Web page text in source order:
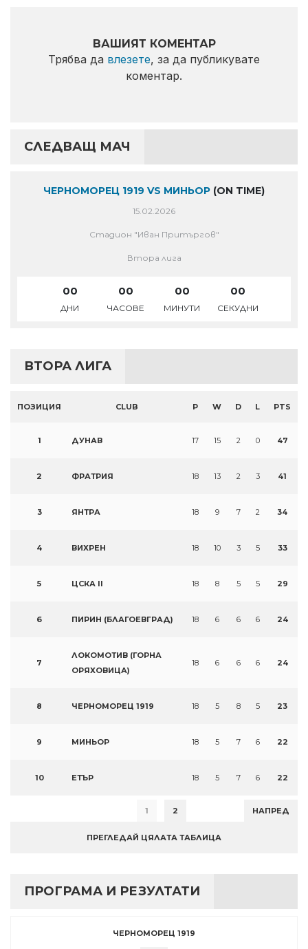
ВАШИЯТ КОМЕНТАР
Трябва да влезете, за да публикувате
коментар.
СЛЕДВАЩ МАЧ
ЧЕРНОМОРЕЦ 1919 VS МИНЬОР (ON TIME)
15.02.2026
Стадион "Иван Притъргов"
Втора лига
00
ДНИ
00
ЧАСОВЕ
00
МИНУТИ
00
СЕКУДНИ
ВТОРА ЛИГА
ПОЗИЦИЯ CLUB P W D L PTS
1 ДУНАВ 17 15 2 0 47
2 ФРАТРИЯ 18 13 2 3 41
3 ЯНТРА 18 9 7 2 34
4 ВИХРЕН 18 10 3 5 33
5 ЦСКА II 18 8 5 5 29
6 ПИРИН (БЛАГОЕВГРАД) 18 6 6 6 24
7
ЛОКОМОТИВ (ГОРНА
ОРЯХОВИЦА)
18 6 6 6 24
8 ЧЕРНОМОРЕЦ 1919 18 5 8 5 23
9 МИНЬОР 18 5 7 6 22
10 ЕТЪР 18 5 7 6 22
1 2 НАПРЕД
ПРЕГЛЕДАЙ ЦЯЛАТА ТАБЛИЦА
ПРОГРАМА И РЕЗУЛТАТИ
ЧЕРНОМОРЕЦ 1919